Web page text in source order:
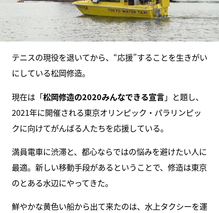
テニスの現役を退いてから、“応援”することを生きがい
にしている松岡修造。
現在は「松岡修造の2020みんなできる宣言」と題し、
2021年に開催される東京オリンピック・パラリンピッ
クに向けてがんばる人たちを応援している。
満員電車に渋滞と、都心ならではの悩みを避けたい人に
最適。新しい移動手段があるということで、修造は東京
のとある水辺にやってきた。
鮮やかな黄色い船から出て来たのは、水上タクシーを運